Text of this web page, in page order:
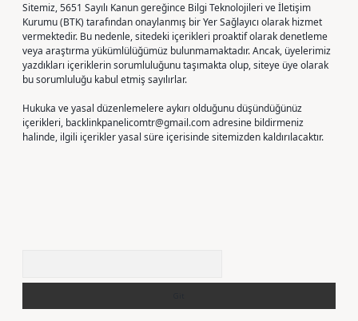
Sitemiz, 5651 Sayılı Kanun gereğince Bilgi Teknolojileri ve İletişim
Kurumu (BTK) tarafından onaylanmış bir Yer Sağlayıcı olarak hizmet
vermektedir. Bu nedenle, sitedeki içerikleri proaktif olarak denetleme
veya araştırma yükümlülüğümüz bulunmamaktadır. Ancak, üyelerimiz
yazdıkları içeriklerin sorumluluğunu taşımakta olup, siteye üye olarak
bu sorumluluğu kabul etmiş sayılırlar.
Hukuka ve yasal düzenlemelere aykırı olduğunu düşündüğünüz
içerikleri, backlinkpanelicomtr@gmail.comadresine bildirmeniz
halinde, ilgili içerikler yasal süre içerisinde sitemizden kaldırılacaktır.